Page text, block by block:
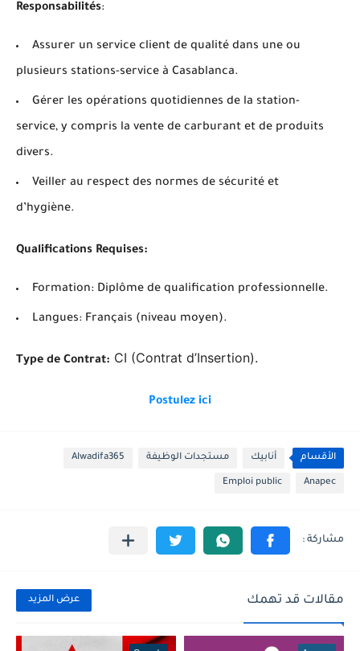
Responsabilités:
Assurer un service client de qualité dans une ou
plusieurs stations-service à Casablanca.
Gérer les opérations quotidiennes de la station-
service, y compris la vente de carburant et de produits
divers.
Veiller au respect des normes de sécurité et
d’hygiène.
Qualifications Requises:
Formation: Diplôme de qualification professionnelle.
Langues: Français (niveau moyen).
Type de Contrat: CI (Contrat d’Insertion).
Postulez ici
الأقسام أنابيك مستجدات الوظيفة Alwadifa365
Anapec
Emploi public
مقالات قد تهمك عرض المزيد